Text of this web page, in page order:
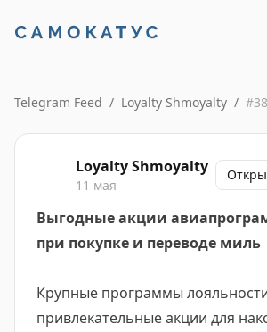
Telegram Feed / Loyalty Shmoyalty / #
Loyalty Shmoyalty
11 мая
Выгодные акции
при покупке и переводе миль
Крупные программы
привлекательные акции для